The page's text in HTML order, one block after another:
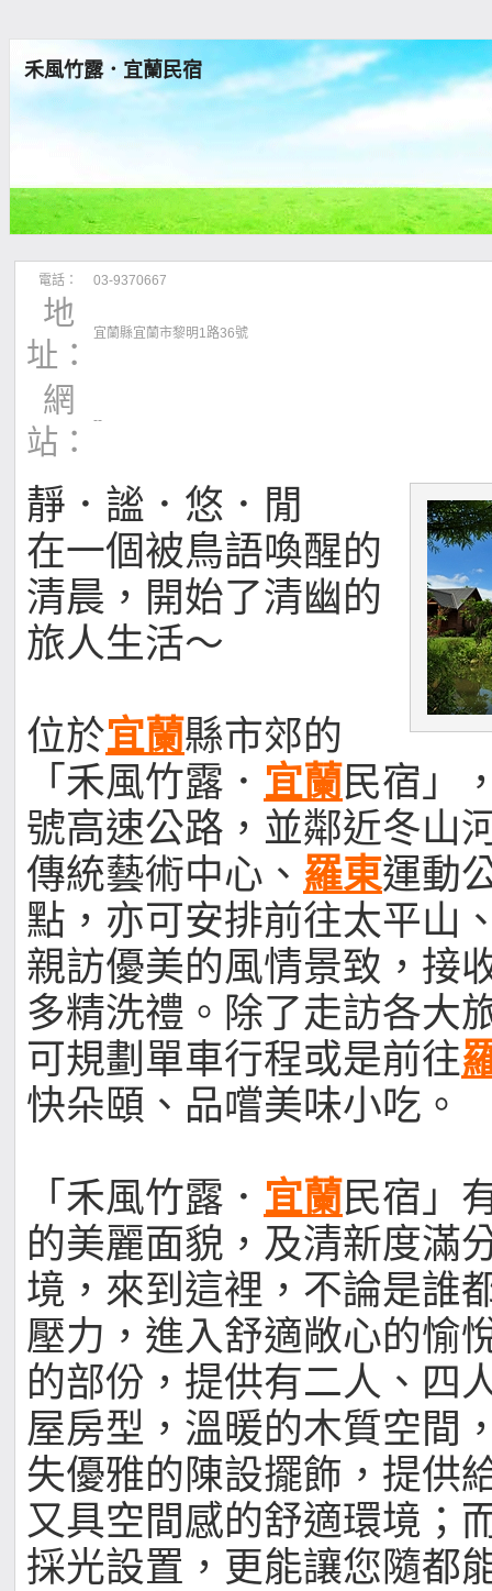
禾風竹露．宜蘭民宿
電話： 03-9370667
地
址：
宜蘭縣宜蘭市黎明1路36號
網
站：
--
靜．謐．悠．閒
在一個被鳥語喚醒的
清晨，開始了清幽的
旅人生活～
位於宜蘭縣市郊的
「禾風竹露． 宜蘭民宿」
號高速公路，並鄰近冬山
傳統藝術中心、 羅東運動
點，亦可安排前往太平山
親訪優美的風情景致，接
多精洗禮。除了走訪各大
可規劃單車行程或是前往
快朵頤、品嚐美味小吃。
「禾風竹露． 宜蘭民宿」
的美麗面貌，及清新度滿
境，來到這裡，不論是誰
壓力，進入舒適敞心的愉
的部份，提供有二人、四
屋房型，溫暖的木質空間
失優雅的陳設擺飾，提供
又具空間感的舒適環境；
採光設置，更能讓您隨都